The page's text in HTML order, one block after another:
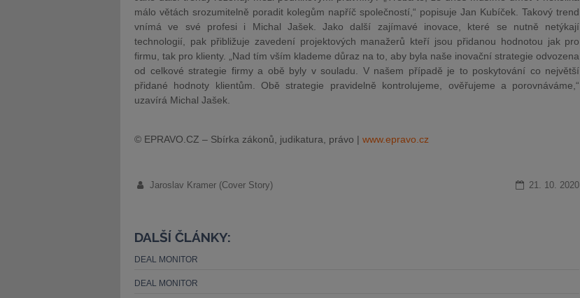
málo větách srozumitelně poradit kolegům napříč společností,“ popisuje Jan Kubíček. Takový trend
vnímá ve své profesi i Michal Jašek. Jako další zajímavé inovace, které se nutně netýkají
technologií, pak přibližuje zavedení projektových manažerů kteří jsou přidanou hodnotou jak pro
firmu, tak pro klienty. „Nad tím vším klademe důraz na to, aby byla naše inovační strategie odvozena
od celkové strategie firmy a obě byly v souladu. V našem případě je to poskytování co největší
přidané hodnoty klientům. Obě strategie pravidelně kontrolujeme, ověřujeme a porovnáváme,“
uzavírá Michal Jašek.
© EPRAVO.CZ – Sbírka zákonů, judikatura, právo | www.epravo.cz
Jaroslav Kramer (Cover Story) 21. 10. 2020
DALŠÍ ČLÁNKY:
DEAL MONITOR
DEAL MONITOR